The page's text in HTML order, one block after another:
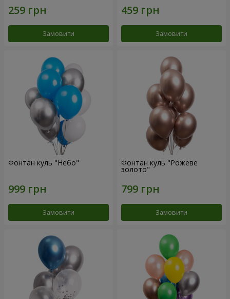
Замовити Замовити
Фонтан куль "Небо"
Замовити
Фонтан куль "Рожеве
золото"
Замовити